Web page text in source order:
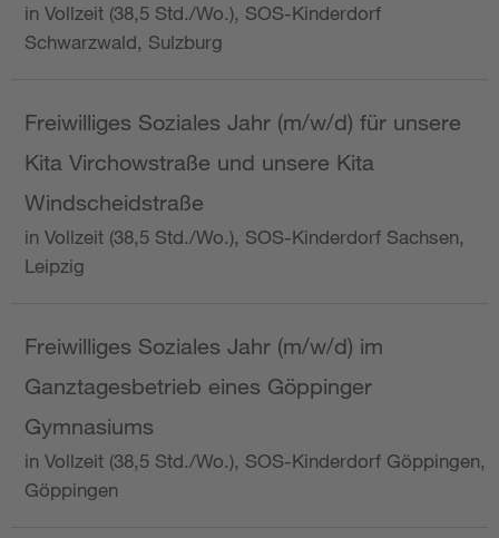
in Vollzeit (38,5 Std./Wo.), SOS-Kinderdorf
Schwarzwald, Sulzburg
Freiwilliges Soziales Jahr (m/w/d) für unsere
Kita Virchowstraße und unsere Kita
Windscheidstraße
in Vollzeit (38,5 Std./Wo.), SOS-Kinderdorf Sachsen,
Leipzig
Freiwilliges Soziales Jahr (m/w/d) im
Ganztagesbetrieb eines Göppinger
Gymnasiums
in Vollzeit (38,5 Std./Wo.), SOS-Kinderdorf Göppingen,
Göppingen